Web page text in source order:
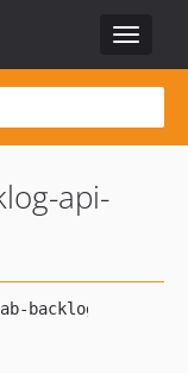
Toggle
api-